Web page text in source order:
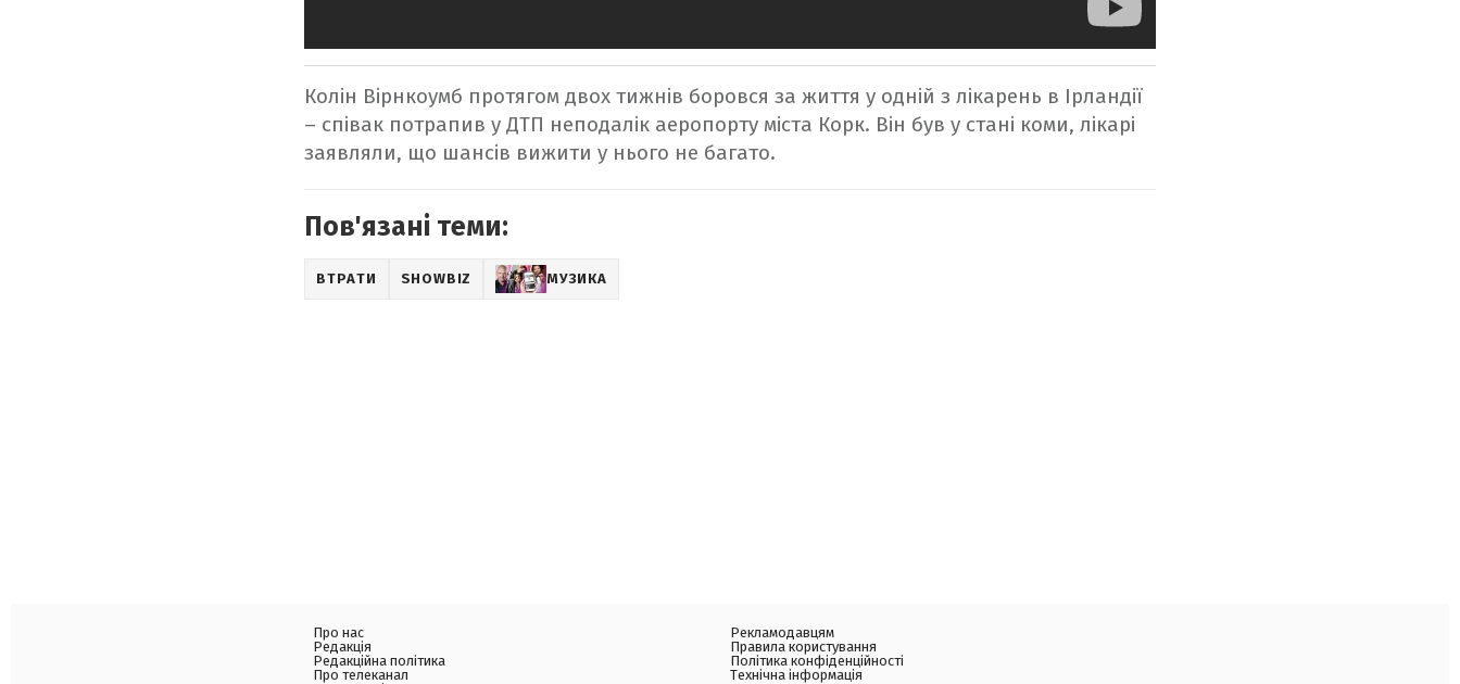
Колін Вірнкоумб протягом двох тижнів боровся за життя у одній з лікарень в Ірландії
– співак потрапив у ДТП неподалік аеропорту міста Корк. Він був у стані коми, лікарі
заявляли, що шансів вижити у нього не багато.
Пов'язані теми:
ВТРАТИ SHOWBIZ МУЗИКА
Про нас
Редакція
Редакційна політика
Про телеканал
Рекламодавцям
Правила користування
Політика конфіденційності
Технічна інформація